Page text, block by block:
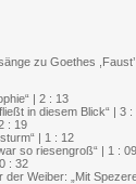
zu Goethes ,Faust’
| 2 : 13
in diesem Blick“ | 3 :
: 19
| 1 : 12
so riesengroß“ | 1 : 09
: 32
Weiber: „Mit